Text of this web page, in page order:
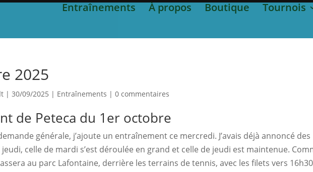
Entraînements À propos Boutique Tournois
2025
|30/09/2025 | Entraînements |0 commentaires
de Peteca du 1er octobre
générale, j’ajoute un entraînement ce mercredi. J’avais déjà annoncé des
celle de mardi s’est déroulée en grand et celle de jeudi est maintenue.
au parc Lafontaine, derrière les terrains de tennis, avec les filets vers